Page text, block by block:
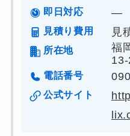
即日対応 ―
見積り費用 見
所在地
福
電話番号
公式サイト